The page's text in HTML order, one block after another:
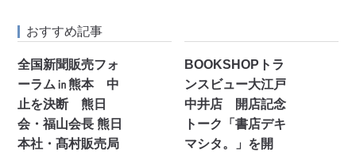
おすすめ記事
全国新聞販売フォ
ーラム㏌熊本 中
止を決断 熊日
会・福山会長 熊日
本社・髙村販売局
BOOKSHOPトラ
ンスビュー大江戸
中井店 開店記念
トーク「書店デキ
マシタ。」を開